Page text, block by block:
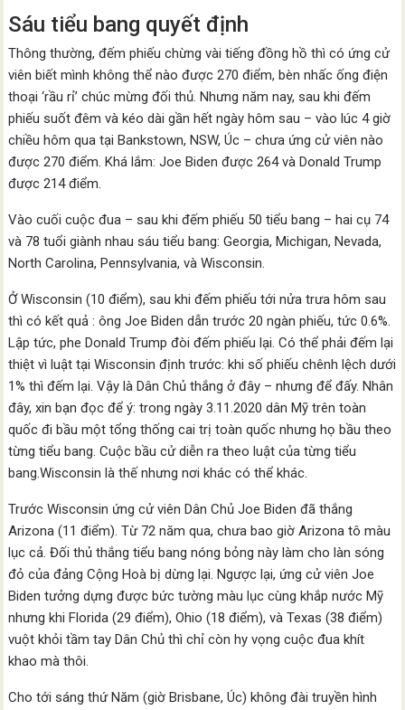
Sáu tiểu bang quyết định
Thông thường, đếm phiếu chừng vài tiếng đồng hồ thì có ứng cử
viên biết mình không thể nào được 270 điểm, bèn nhấc ống điện
thoại ‘rầu rỉ’ chúc mừng đối thủ. Nhưng năm nay, sau khi đếm
phiếu suốt đêm và kéo dài gần hết ngày hôm sau – vào lúc 4 giờ
chiều hôm qua tại Bankstown, NSW, Úc – chưa ứng cử viên nào
được 270 điểm. Khá lắm: Joe Biden được 264 và Donald Trump
được 214 điểm.
Vào cuối cuộc đua – sau khi đếm phiếu 50 tiểu bang – hai cụ 74
và 78 tuổi giành nhau sáu tiểu bang: Georgia, Michigan, Nevada,
North Carolina, Pennsylvania, và Wisconsin.
Ở Wisconsin (10 điểm), sau khi đếm phiếu tới nửa trưa hôm sau
thì có kết quả : ông Joe Biden dẫn trước 20 ngàn phiếu, tức 0.6%.
Lập tức, phe Donald Trump đòi đếm phiếu lại. Có thể phải đếm lại
thiệt vì luật tại Wisconsin định trước: khi số phiếu chênh lệch dưới
1% thì đếm lại. Vậy là Dân Chủ thắng ở đây – nhưng để đấy. Nhân
đây, xin bạn đọc để ý: trong ngày 3.11.2020 dân Mỹ trên toàn
quốc đi bầu một tổng thống cai trị toàn quốc nhưng họ bầu theo
từng tiểu bang. Cuộc bầu cử diễn ra theo luật của từng tiểu
bang.Wisconsin là thế nhưng nơi khác có thể khác.
Trước Wisconsin ứng cử viên Dân Chủ Joe Biden đã thắng
Arizona (11 điểm). Từ 72 năm qua, chưa bao giờ Arizona tô màu
lục cả. Đối thủ thắng tiểu bang nóng bỏng này làm cho làn sóng
đỏ của đảng Cộng Hoà bị dừng lại. Ngược lại, ứng cử viên Joe
Biden tưởng dựng được bức tường màu lục cùng khắp nước Mỹ
nhưng khi Florida (29 điểm), Ohio (18 điểm), và Texas (38 điểm)
vuột khỏi tầm tay Dân Chủ thì chỉ còn hy vọng cuộc đua khít
khao mà thôi.
Cho tới sáng thứ Năm (giờ Brisbane, Úc) không đài truyền hình